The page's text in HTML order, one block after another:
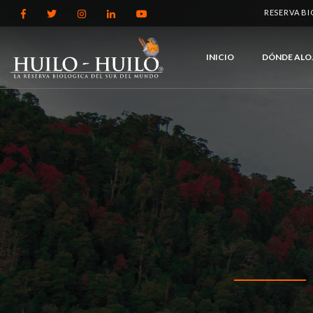
RESERVA
INICIO DÓNDE